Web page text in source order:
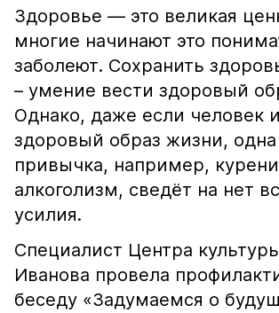
Здоровье — это великая
многие начинают это
заболеют. Сохранить
– умение вести здоровый
Однако, даже если человек
здоровый образ жизни, одна
привычка, например,
алкоголизм, сведёт на нет
усилия.
Специалист Центра
Иванова провела
беседу «Задумаемся о